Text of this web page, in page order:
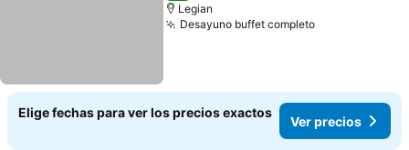
Legian
Desayuno buffet completoVer precios
Elige fechas para ver los precios exactos
Ver precios